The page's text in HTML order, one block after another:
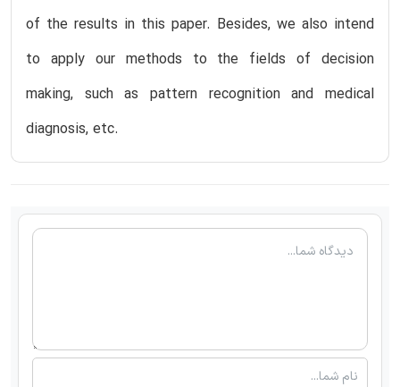
of the results in this paper. Besides, we also intend
to apply our methods to the fields of decision
making, such as pattern recognition and medical
diagnosis, etc.